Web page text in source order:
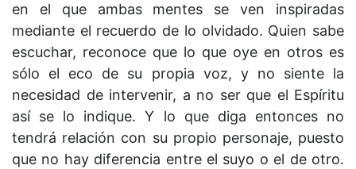
en el que ambas mentes se ven inspiradas
mediante el recuerdo de lo olvidado. Quien sabe
escuchar, reconoce que lo que oye en otros es
sólo el eco de su propia voz, y no siente la
necesidad de intervenir, a no ser que el Espíritu
así se lo indique. Y lo que diga entonces no
tendrá relación con su propio personaje, puesto
que no hay diferencia entre el suyo o el de otro.